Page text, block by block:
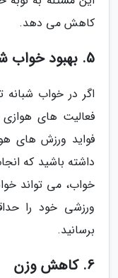
کاهش می دهد.
5. بهبود خواب شبانه
اگر در خواب شبانه
فعالیت های
فواید ورزش های
داشته باشید که
خواب، می تواند
برسانید.
6. کاهش وزن